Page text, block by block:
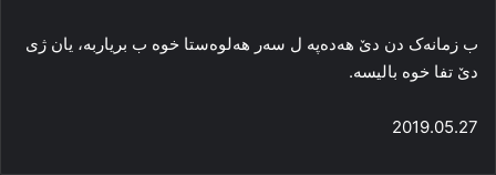
ب زمانه‌ک دن دێ هەدەپە ل سه‌ر هه‌لوه‌ستا خوه‌ ب بریاربه‌، یان ژی
دێ تفا خوه‌ بالیسه‌.
2019.05.27